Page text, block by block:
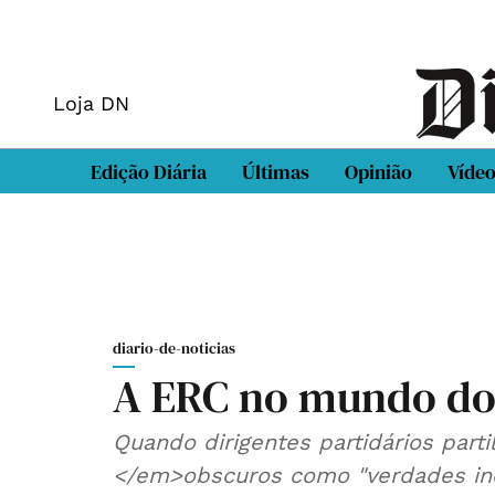
Loja DN
Edição Diária Últimas Opinião
diario-de-noticias
A ERC no mundo
Quando dirigentes partidários
</em>obscuros como "verdades